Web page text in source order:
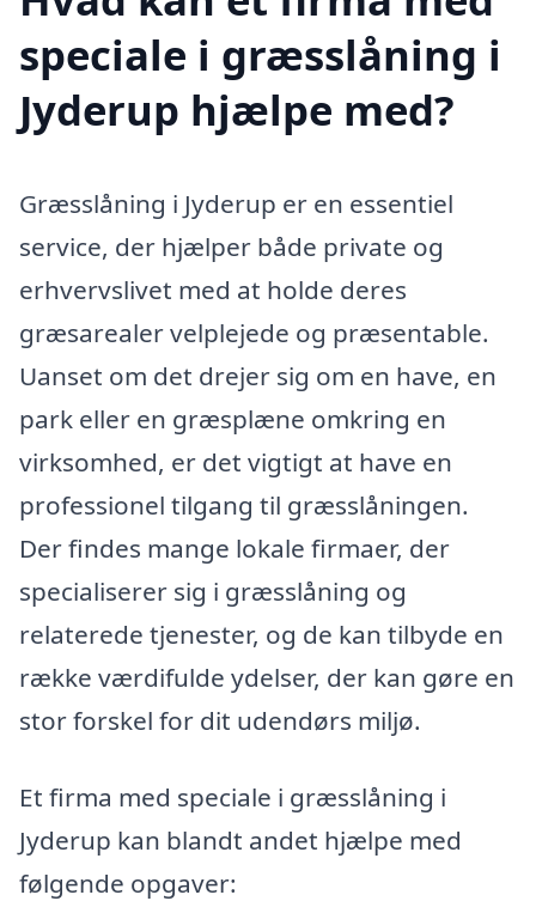
speciale i græsslåning i
Jyderup hjælpe med?
Græsslåning i Jyderup er en essentiel
service, der hjælper både private og
erhvervslivet med at holde deres
græsarealer velplejede og præsentable.
Uanset om det drejer sig om en have, en
park eller en græsplæne omkring en
virksomhed, er det vigtigt at have en
professionel tilgang til græsslåningen.
Der findes mange lokale firmaer, der
specialiserer sig i græsslåning og
relaterede tjenester, og de kan tilbyde en
række værdifulde ydelser, der kan gøre en
stor forskel for dit udendørs miljø.
Et firma med speciale i græsslåning i
Jyderup kan blandt andet hjælpe med
følgende opgaver: